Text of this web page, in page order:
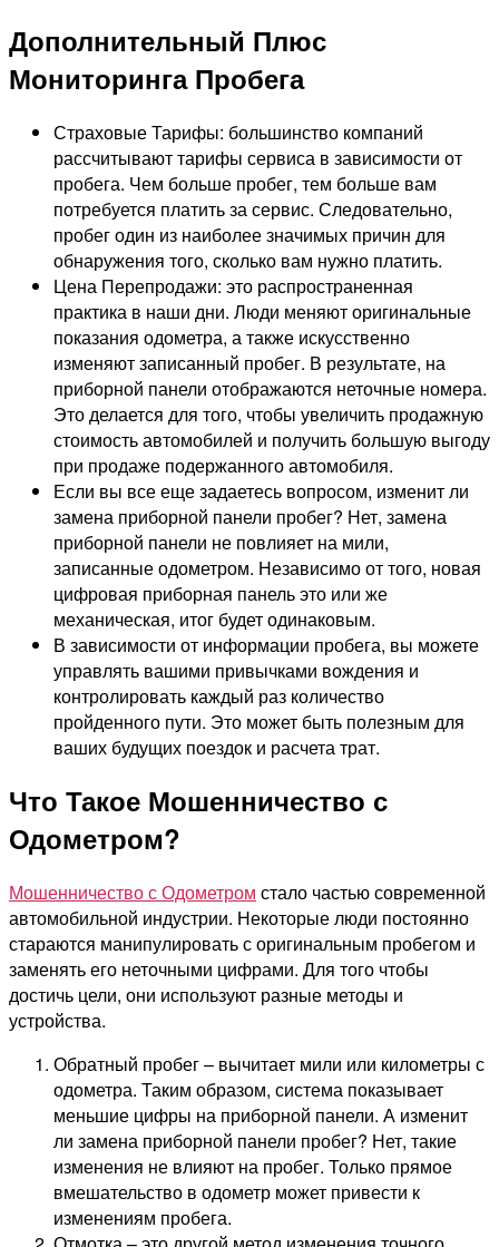
Дополнительный Плюс
Мониторинга Пробега
Страховые Тарифы: большинство компаний
рассчитывают тарифы сервиса в зависимости от
пробега. Чем больше пробег, тем больше вам
потребуется платить за сервис. Следовательно,
пробег один из наиболее значимых причин для
обнаружения того, сколько вам нужно платить.
Цена Перепродажи: это распространенная
практика в наши дни. Люди меняют оригинальные
показания одометра, а также искусственно
изменяют записанный пробег. В результате, на
приборной панели отображаются неточные номера.
Это делается для того, чтобы увеличить продажную
стоимость автомобилей и получить большую выгоду
при продаже подержанного автомобиля.
Если вы все еще задаетесь вопросом, изменит ли
замена приборной панели пробег? Нет, замена
приборной панели не повлияет на мили,
записанные одометром. Независимо от того, новая
цифровая приборная панель это или же
механическая, итог будет одинаковым.
В зависимости от информации пробега, вы можете
управлять вашими привычками вождения и
контролировать каждый раз количество
пройденного пути. Это может быть полезным для
ваших будущих поездок и расчета трат.
Что Такое Мошенничество с
Одометром?
Мошенничество с Одометром стало частью современной
автомобильной индустрии. Некоторые люди постоянно
стараются манипулировать с оригинальным пробегом и
заменять его неточными цифрами. Для того чтобы
достичь цели, они используют разные методы и
устройства.
Обратный пробег – вычитает мили или километры с
одометра. Таким образом, система показывает
меньшие цифры на приборной панели. А изменит
ли замена приборной панели пробег? Нет, такие
изменения не влияют на пробег. Только прямое
вмешательство в одометр может привести к
изменениям пробега.